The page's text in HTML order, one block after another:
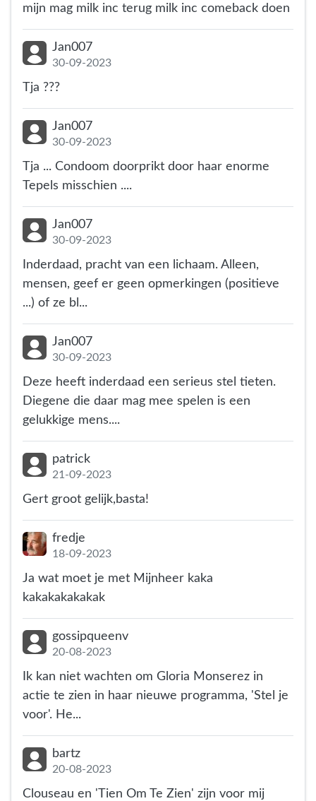
mijn mag milk inc terug milk inc comeback doen
Jan007
30-09-2023
Tja ???
Jan007
30-09-2023
Tja ... Condoom doorprikt door haar enorme
Tepels misschien ....
Jan007
30-09-2023
Inderdaad, pracht van een lichaam. Alleen,
mensen, geef er geen opmerkingen (positieve
...) of ze bl...
Jan007
30-09-2023
Deze heeft inderdaad een serieus stel tieten.
Diegene die daar mag mee spelen is een
gelukkige mens....
patrick
21-09-2023
Gert groot gelijk,basta!
fredje
18-09-2023
Ja wat moet je met Mijnheer kaka
kakakakakakak
gossipqueenv
20-08-2023
Ik kan niet wachten om Gloria Monserez in
actie te zien in haar nieuwe programma, 'Stel je
voor'. He...
bartz
20-08-2023
Clouseau en 'Tien Om Te Zien' zijn voor mij